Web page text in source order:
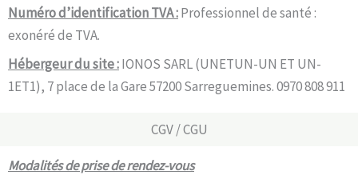
Numéro d’identification TVA :Professionnel de santé :
exonéré de TVA.
Hébergeur du site :IONOS SARL (UNETUN-UN ET UN-
1ET1), 7 place de la Gare 57200 Sarreguemines. 0970 808 911
CGV / CGU
Modalités de prise de rendez-vous